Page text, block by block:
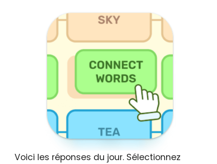
Voici les réponses du jour. Sélectionnez